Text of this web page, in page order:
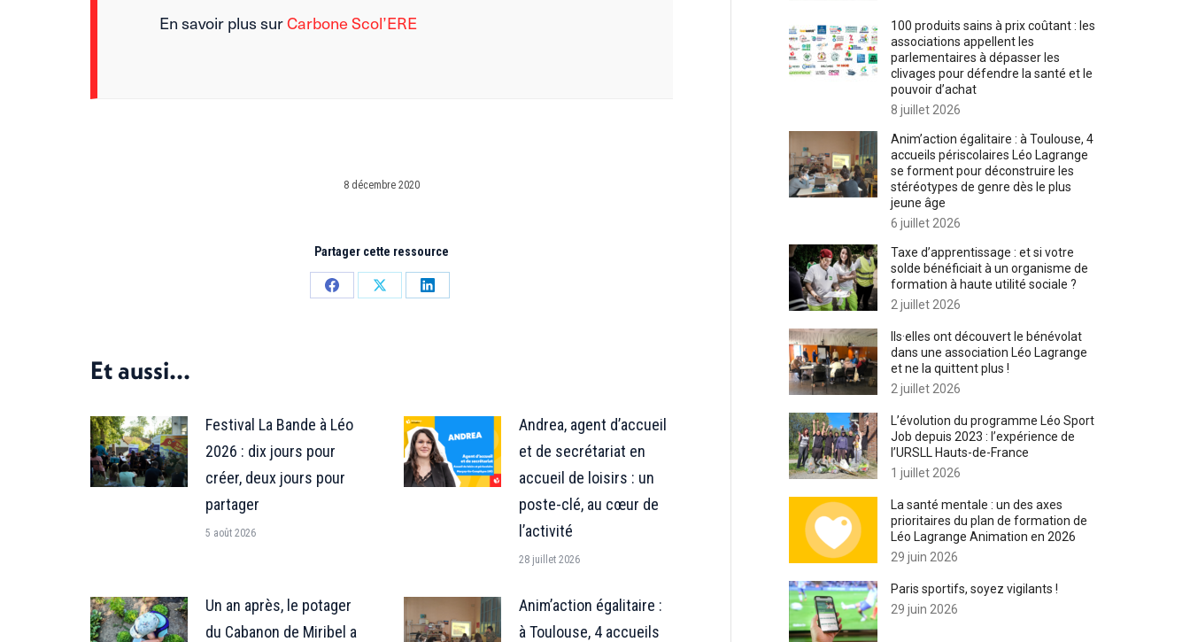
En savoir plus surCarbone Scol’ERE
8 décembre 2020
Partager cette ressource
PartagerPartagerPartager
Et aussi...
Festival La Bande à Léo
2026 : dix jours pour
créer, deux jours pour
partager
5 août 2026
Andrea, agent d’accueil
et de secrétariat en
accueil de loisirs : un
poste-clé, au cœur de
l’activité
28 juillet 2026
Un an après, le potager
du Cabanon de Miribel a
Anim’action égalitaire :
à Toulouse, 4 accueils
100 produits sains à prix coûtant : les
associations appellent les
parlementaires à dépasser les
clivages pour défendre la santé et le
pouvoir d’achat
8 juillet 2026
Anim’action égalitaire : à Toulouse, 4
accueils périscolaires Léo Lagrange
se forment pour déconstruire les
stéréotypes de genre dès le plus
jeune âge
6 juillet 2026
Taxe d’apprentissage : et si votre
solde bénéficiait à un organisme de
formation à haute utilité sociale ?
2 juillet 2026
Ils·elles ont découvert le bénévolat
dans une association Léo Lagrange
et ne la quittent plus !
2 juillet 2026
L’évolution du programme Léo Sport
Job depuis 2023 : l’expérience de
l’URSLL Hauts-de-France
1 juillet 2026
La santé mentale : un des axes
prioritaires du plan de formation de
Léo Lagrange Animation en 2026
29 juin 2026
Paris sportifs, soyez vigilants !
29 juin 2026